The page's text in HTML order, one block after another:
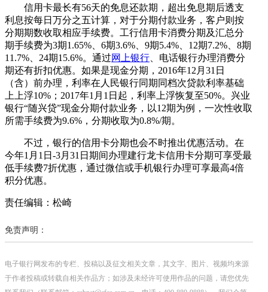
信用卡最长有56天的免息还款期，超出免息期后透支
利息按每日万分之五计算，对于分期付款业务，客户则按
分期期数收取相应手续费。工行信用卡消费分期及汇总分
期手续费为3期1.65%、6期3.6%、9期5.4%、12期7.2%、8期
11.7%、24期15.6%。通过网上银行 、电话银行办理消费分
期还有折扣优惠。如果是现金分期，2016年12月31日
（含）前办理，利率在人民银行同期同档次贷款利率基础
上上浮10%；2017年1月1日起，利率上浮恢复至50%。兴业
银行“随兴贷”现金分期付款业务，以12期为例，一次性收取
所需手续费为9.6%，分期收取为0.8%/期。
不过，银行的信用卡分期也会不时推出优惠活动。在
今年1月1日-3月31日期间办理建行龙卡信用卡分期可享受最
低手续费7折优惠，通过微信或手机银行办理可享最高4倍
积分优惠。
责任编辑：松崎
免责声明：
电子银行网发布的专栏、投稿以及征文相关文章，其文字、图片、视频均来源
于作者投稿或转载自相关作品方；如涉及未经许可使用作品的问题，请您优先